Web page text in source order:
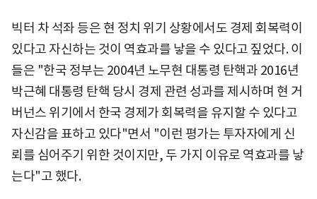
빅터 차 석좌 등은 현 정치 위기 상황에서도 경제 회복력이
있다고 자신하는 것이 역효과를 낳을 수 있다고 짚었다. 이
들은 "한국 정부는 2004년 노무현 대통령 탄핵과 2016년
박근혜 대통령 탄핵 당시 경제 관련 성과를 제시하며 현 거
버넌스 위기에서 한국 경제가 회복력을 유지할 수 있다고
자신감을 표하고 있다"면서 "이런 평가는 투자자에게 신
뢰를 심어주기 위한 것이지만, 두 가지 이유로 역효과를 낳
는다"고 했다.